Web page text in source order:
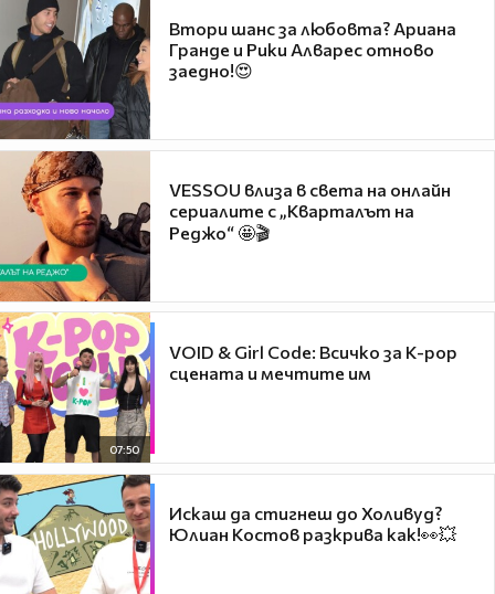
Втори шанс за любовта? Ариана
Гранде и Рики Алварес отново
заедно!😍
VESSOU влиза в света на онлайн
сериалите с „Кварталът на
Реджо“ 🤩🎬
07:50
VOID & Girl Code: Всичко за K-pop
сцената и мечтите им
Искаш да стигнеш до Холивуд?
Юлиан Костов разкрива как!👀💥